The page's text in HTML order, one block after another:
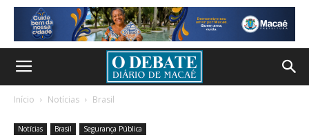
Início Notícias Brasil
Notícias Brasil Segurança Pública